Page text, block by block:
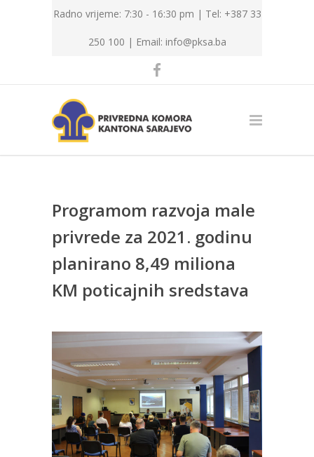
Radno vrijeme: 7:30 - 16:30 pm | Tel: +387 33
250 100 | Email: info@pksa.ba
Programom razvoja male
privrede za 2021. godinu
planirano 8,49 miliona
KM poticajnih sredstava